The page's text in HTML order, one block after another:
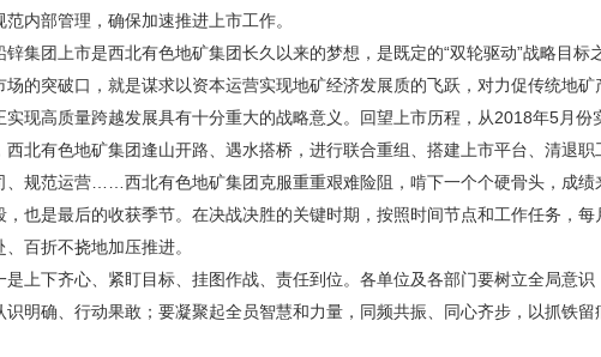
内部管理，确保加速推进上市工作。
锌集团上市是西北有色地矿集团长久以来的梦想，是既定的“双轮驱动”战略目
场的突破口，就是谋求以资本运营实现地矿经济发展质的飞跃，对力促传统地
实现高质量跨越发展具有十分重大的战略意义。回望上市历程，从2018年5月
西北有色地矿集团逢山开路、遇水搭桥，进行联合重组、搭建上市平台、清退
、规范运营……西北有色地矿集团克服重重艰难险阻，啃下一个个硬骨头，成绩
，也是最后的收获季节。在决战决胜的关键时期，按照时间节点和工作任务，
百折不挠地加压推进。
是上下齐心、紧盯目标、挂图作战、责任到位。各单位及各部门要树立全局意
识明确、行动果敢；要凝聚起全员智慧和力量，同频共振、同心齐步，以抓铁